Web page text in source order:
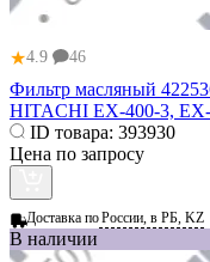
★4.9 46
Фильтр масляный
HITACHI EX-400-3,
ID товара: 393930
Цена по запросу
Доставка поРоссии, в РБ, KZ
В наличии